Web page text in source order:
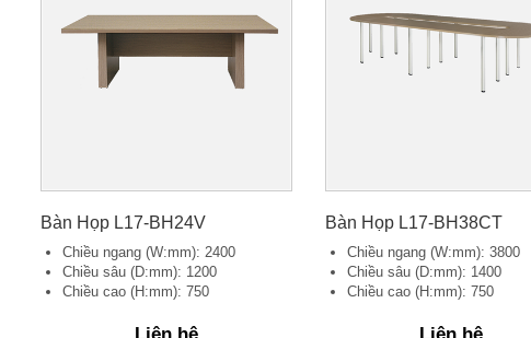
Bàn Họp L17-BH24V
Chiều ngang (W:mm): 2400
Chiều sâu (D:mm): 1200
Chiều cao (H:mm): 750
Liên hệ
Bàn Họp L17-BH38CT
Chiều ngang (W:mm): 3800
Chiều sâu (D:mm): 1400
Chiều cao (H:mm): 750
Liên hệ